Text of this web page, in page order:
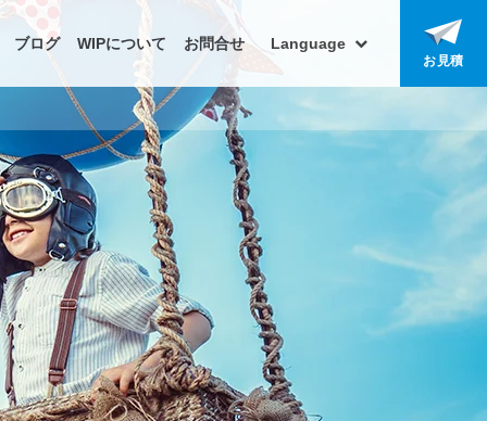
ブログ WIPについて お問合せ Language
お見積